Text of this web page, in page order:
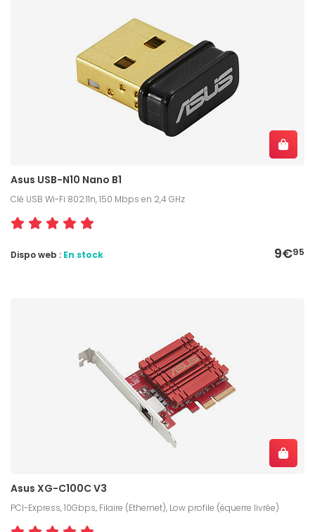
Asus USB-N10 Nano B1
Clé USB Wi-Fi 802.11n, 150 Mbps en 2,4 GHz
9€95
Dispo web : En stock
Asus XG-C100C V3
PCI-Express, 10Gbps, Filaire (Ethernet), Low profile (équerre livrée)